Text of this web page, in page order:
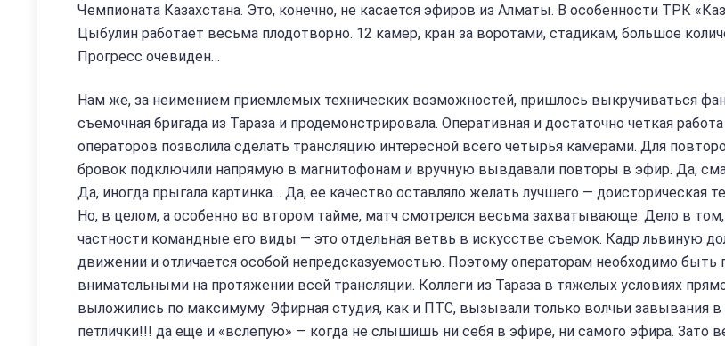
Чемпионата Казахстана. Это, конечно, не касается эфиров из Алматы. В особенности ТРК
Цыбулин работает весьма плодотворно. 12 камер, кран за воротами, стадикам, большое
Прогресс очевиден…
Нам же, за неимением приемлемых технических возможностей, пришлось выкручиваться
съемочная бригада из Тараза и продемонстрировала. Оперативная и достаточно четкая
операторов позволила сделать трансляцию интересной всего четырья камерами. Для
бровок подключили напрямую в магнитофонам и вручную вывдавали повторы в эфир. Да,
Да, иногда прыгала картинка… Да, ее качество оставляло желать лучшего — доисторическая
Но, в целом, а особенно во втором тайме, матч смотрелся весьма захватывающе. Дело в том,
частности командные его виды — это отдельная ветвь в искусстве съемок. Кадр львиную
движении и отличается особой непредсказуемостью. Поэтому операторам необходимо быть
внимательными на протяжении всей трансляции. Коллеги из Тараза в тяжелых условиях
выложились по максимуму. Эфирная студия, как и ПТС, вызывали только волчьи завывания
петлички!!! да еще и «вслепую» — когда не слышишь ни себя в эфире, ни самого эфира. Зато